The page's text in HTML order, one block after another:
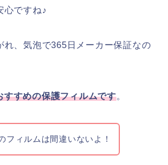
心ですね♪
れ、気泡で365日メーカー保証なの
すめの保護フィルムです。
フィルムは間違いないよ！